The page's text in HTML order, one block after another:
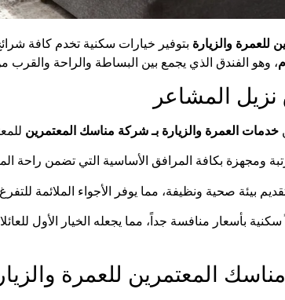
للعمرة والزيارة بتوفير خيارات سكنية تخدم كافة
، وهو الفندق الذي يجمع بين البساطة والراحة والقرب
المشاعر
خدمات العمرة والزيارة بـ شركة مناسك المعتمرين
ومجهزة بكافة المرافق الأساسية التي تضمن راحة
بيئة صحية ونظيفة، مما يوفر الأجواء الملائمة للتفرغ
سكنية بأسعار منافسة جداً، مما يجعله الخيار الأول
المعتمرين للعمرة